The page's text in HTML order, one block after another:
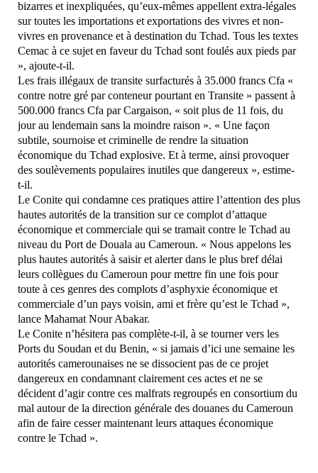
bizarres et inexpliquées, qu’eux-mêmes appellent extra-légales
sur toutes les importations et exportations des vivres et non-
vivres en provenance et à destination du Tchad. Tous les textes
Cemac à ce sujet en faveur du Tchad sont foulés aux pieds par
», ajoute-t-il.
Les frais illégaux de transite surfacturés à 35.000 francs Cfa «
contre notre gré par conteneur pourtant en Transite » passent à
500.000 francs Cfa par Cargaison, « soit plus de 11 fois, du
jour au lendemain sans la moindre raison ». « Une façon
subtile, sournoise et criminelle de rendre la situation
économique du Tchad explosive. Et à terme, ainsi provoquer
des soulèvements populaires inutiles que dangereux », estime-
t-il.
Le Conite qui condamne ces pratiques attire l’attention des plus
hautes autorités de la transition sur ce complot d’attaque
économique et commerciale qui se tramait contre le Tchad au
niveau du Port de Douala au Cameroun. « Nous appelons les
plus hautes autorités à saisir et alerter dans le plus bref délai
leurs collègues du Cameroun pour mettre fin une fois pour
toute à ces genres des complots d’asphyxie économique et
commerciale d’un pays voisin, ami et frère qu’est le Tchad »,
lance Mahamat Nour Abakar.
Le Conite n’hésitera pas complète-t-il, à se tourner vers les
Ports du Soudan et du Benin, « si jamais d’ici une semaine les
autorités camerounaises ne se dissocient pas de ce projet
dangereux en condamnant clairement ces actes et ne se
décident d’agir contre ces malfrats regroupés en consortium du
mal autour de la direction générale des douanes du Cameroun
afin de faire cesser maintenant leurs attaques économique
contre le Tchad ».